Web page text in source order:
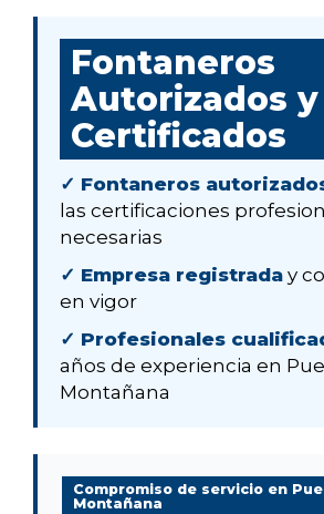
Fontaneros
Autorizados y
Certificados
✓ Fontaneros
las certificaciones
necesarias
✓ Empresa registrada y
en vigor
✓ Profesionales
años de experiencia en
Montañana
Compromiso de servicio en
Montañana